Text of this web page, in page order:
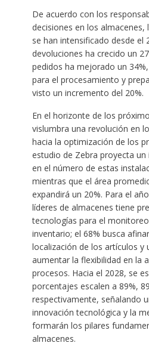
De acuerdo con los
decisiones en los
se han intensificado desde el
devoluciones ha crecido un
pedidos ha mejorado un
para el procesamiento y
visto un incremento del 20%.
En el horizonte de los
vislumbra una revolución en
hacia la optimización de los
estudio de Zebra proyecta
en el número de estas
mientras que el área
expandirá un 20%. Para el
líderes de almacenes tiene
tecnologías para el
inventario; el 68% busca
localización de los artículos y
aumentar la flexibilidad en la
procesos. Hacia el 2028, se
porcentajes escalen a 89%,
respectivamente, señalando
innovación tecnológica y la
formarán los pilares
almacenes.